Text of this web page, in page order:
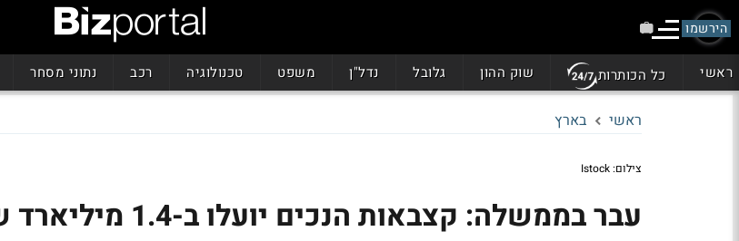
הירשמו
ראשי כל הכותרות שוק ההון גלובל נדל"ן משפט טכנולוגיה רכב נתוני מסחר
ראשי בארץ
צילום: Istock
עבר בממשלה: קצבאות הנכים יועלו ב-1.4 מיליארד שקל